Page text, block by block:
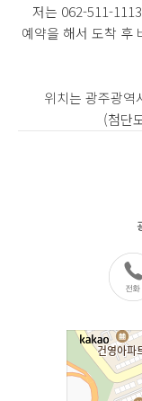
저는 062-511-
예약을 해서 도착 후
위치는 광주광역
(첨단